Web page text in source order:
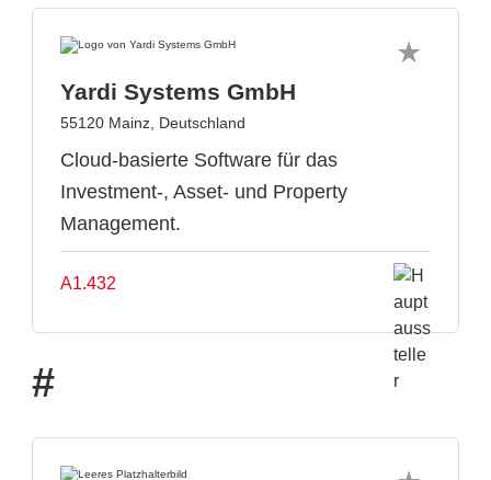
Yardi Systems GmbH
55120 Mainz, Deutschland
Cloud-basierte Software für das
Investment-, Asset- und Property
Management.
A1.432
#